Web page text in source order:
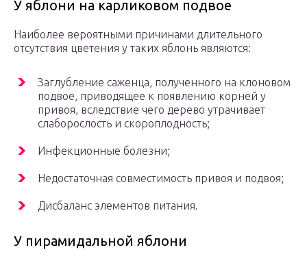
У яблони на карликовом подвое
Наиболее вероятными причинами длительного
отсутствия цветения у таких яблонь являются:
Заглубление саженца, полученного на клоновом
подвое, приводящее к появлению корней у
привоя, вследствие чего дерево утрачивает
слаборослость и скороплодность;
Инфекционные болезни;
Недостаточная совместимость привоя и подвоя;
Дисбаланс элементов питания.
У пирамидальной яблони